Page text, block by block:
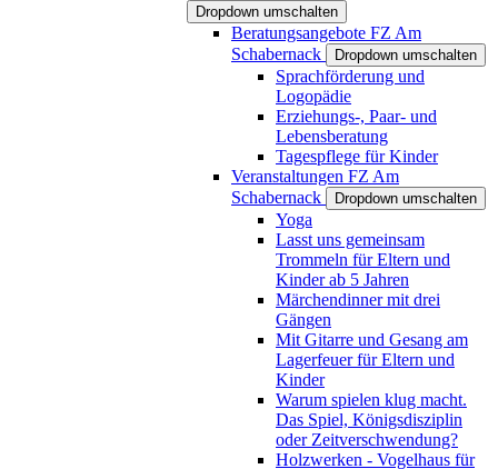
Dropdown umschalten
Beratungsangebote FZ Am
Schabernack
Dropdown umschalten
Sprachförderung und
Logopädie
Erziehungs-, Paar- und
Lebensberatung
Tagespflege für Kinder
Veranstaltungen FZ Am
Schabernack
Dropdown umschalten
Yoga
Lasst uns gemeinsam
Trommeln für Eltern und
Kinder ab 5 Jahren
Märchendinner mit drei
Gängen
Mit Gitarre und Gesang am
Lagerfeuer für Eltern und
Kinder
Warum spielen klug macht.
Das Spiel, Königsdisziplin
oder Zeitverschwendung?
Holzwerken - Vogelhaus für